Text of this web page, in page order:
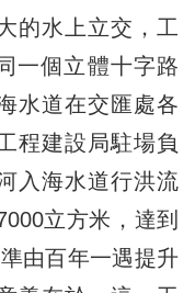
水上立交，工
一個立體十字路
水道在交匯處各
程建設局駐場負
入海水道行洪流
立方米，達到
由百年一遇提升